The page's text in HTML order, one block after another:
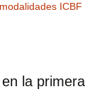
ICBF
la